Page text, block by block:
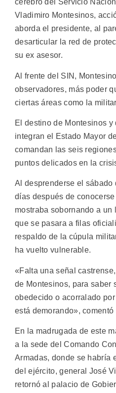
cerebro del Servicio
Vladimiro Montesinos,
aborda el presidente, al
desarticular la red de
su ex asesor.
Al frente del SIN,
observadores, más poder
ciertas áreas como la
El destino de Montesinos
integran el Estado Mayor
comandan las seis
puntos delicados en la
Al desprenderse el sábado
días después de
mostraba sobornando a un
que se pasara a filas
respaldo de la cúpula
ha vuelto vulnerable.
«Falta una señal
de Montesinos, para saber
obedecido o acorralado
está demorando»,
En la madrugada de este
a la sede del Comando
Armadas, donde se habría
del ejército, general José
retornó al palacio de